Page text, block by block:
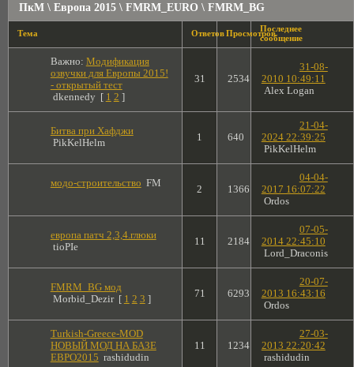
ПкМ \ Европа 2015 \ FMRM_EURO \ FMRM_BG
Тема Ответов ПросмотровПоследнее
сообщение
Важно: Модификация
озвучки для Европы 2015!
- открытый тест
dkennedy [ 1 2 ]
31 2534
31-08-
2010 10:49:11
Alex Logan
Битва при Хафджи
PikKelHelm
1 640
21-04-
2024 22:39:25
PikKelHelm
модо-строительство FM
2 1366
04-04-
2017 16:07:22
Ordos
европа патч 2,3,4.глюки
tioPIe
11 2184
07-05-
2014 22:45:10
Lord_Draconis
FMRM_BG мод
Morbid_Dezir [ 1 2 3 ] 71 6293
20-07-
2013 16:43:16
Ordos
Turkish-Greece-MOD
НОВЫЙ МОД НА БАЗЕ
ЕВРО2015 rashidudin
11 1234
27-03-
2013 22:20:42
rashidudin